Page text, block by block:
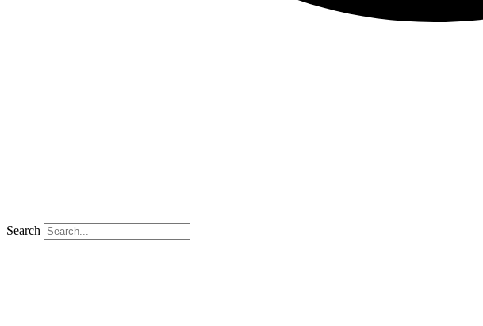
Search